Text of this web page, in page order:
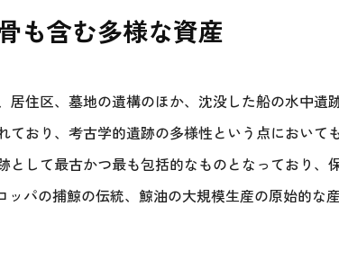
も含む多様な資産
居住区、墓地の遺構のほか、沈没した船の水中遺
おり、考古学的遺跡の多様性という点において
として最古かつ最も包括的なものとなっており、
パの捕鯨の伝統、鯨油の大規模生産の原始的な